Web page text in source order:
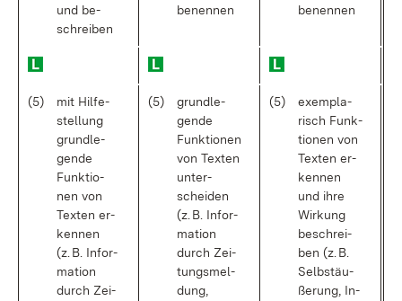
und be­
schrei­ben
be­nen­nen
be­nen­nen
(5)
mit Hil­fe­
stel­lung
grund­le­
gen­de
Funk­tio­
nen von
Tex­ten er­
ken­nen
(z. B. In­for­
ma­ti­on
durch Zei­
(5)
grund­le­
gen­de
Funk­tio­nen
von Tex­ten
un­ter­
schei­den
(z. B. In­for­
ma­ti­on
durch Zei­
tungs­mel­
dung,
(5)
ex­em­pla­
risch Funk­
tio­nen von
Tex­ten er­
ken­nen
und ih­re
Wir­kung
be­schrei­
ben (z. B.
Selb­st­äu­
ße­rung, In­